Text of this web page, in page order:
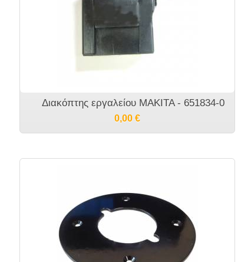
Διακόπτης εργαλείου MAKITA - 651834-0
0,00 €